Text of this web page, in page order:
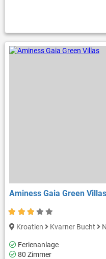
Aminess Gaia Green Villas
Kroatien Kvarner Bucht
Ferienanlage
80 Zimmer